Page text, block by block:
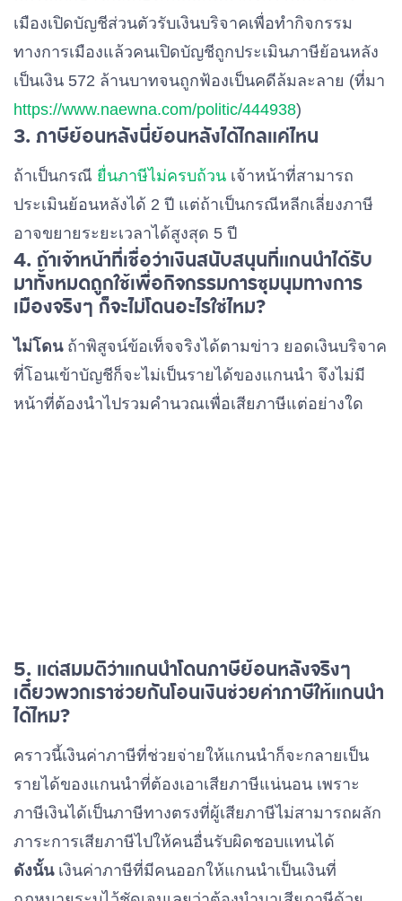
เมืองเปิดบัญชีส่วนตัวรับเงินบริจาคเพื่อทำกิจกรรม
ทางการเมืองแล้วคนเปิดบัญชีถูกประเมินภาษีย้อนหลัง
เป็นเงิน 572 ล้านบาทจนถูกฟ้องเป็นคดีล้มละลาย (ที่มา
https://www.naewna.com/politic/444938)
3. ภาษีย้อนหลังนี่ย้อนหลังได้ไกลแค่ไหน
ถ้าเป็นกรณี ยื่นภาษีไม่ครบถ้วน เจ้าหน้าที่สามารถ
ประเมินย้อนหลังได้ 2 ปี แต่ถ้าเป็นกรณีหลีกเลี่ยงภาษี
อาจขยายระยะเวลาได้สูงสุด 5 ปี
4. ถ้าเจ้าหน้าที่เชื่อว่าเงินสนับสนุนที่แกนนำได้รับ
มาทั้งหมดถูกใช้เพื่อกิจกรรมการชุมนุมทางการ
เมืองจริงๆ ก็จะไม่โดนอะไรใช่ไหม?
ไม่โดนถ้าพิสูจน์ข้อเท็จจริงได้ตามข่าว ยอดเงินบริจาค
ที่โอนเข้าบัญชีก็จะไม่เป็นรายได้ของแกนนำ จึงไม่มี
หน้าที่ต้องนำไปรวมคำนวณเพื่อเสียภาษีแต่อย่างใด
5. แต่สมมติว่าแกนนำโดนภาษีย้อนหลังจริงๆ
เดี๋ยวพวกเราช่วยกันโอนเงินช่วยค่าภาษีให้แกนนำ
ได้ไหม?
คราวนี้เงินค่าภาษีที่ช่วยจ่ายให้แกนนำก็จะกลายเป็น
รายได้ของแกนนำที่ต้องเอาเสียภาษีแน่นอน เพราะ
ภาษีเงินได้เป็นภาษีทางตรงที่ผู้เสียภาษีไม่สามารถผลัก
ภาระการเสียภาษีไปให้คนอื่นรับผิดชอบแทนได้
ดังนั้นเงินค่าภาษีที่มีคนออกให้แกนนำเป็นเงินที่